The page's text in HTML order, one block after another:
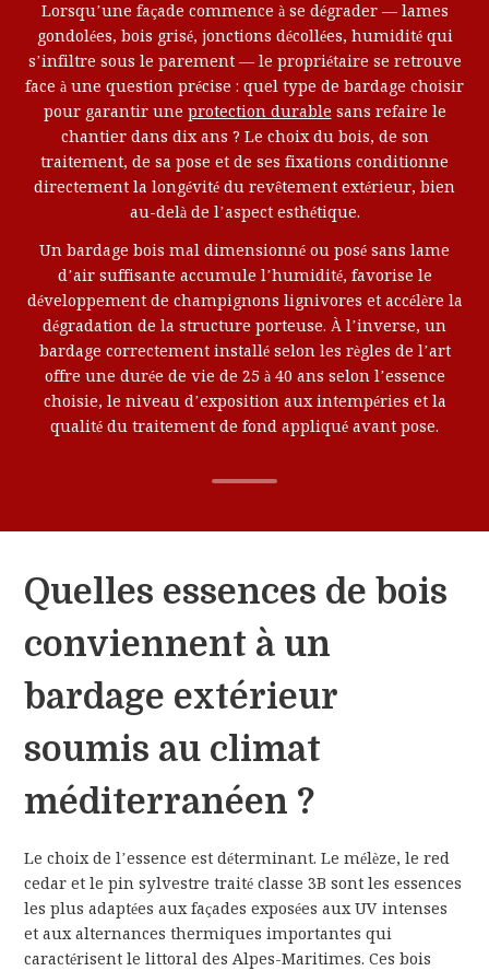
Lorsqu’une façade commence à se dégrader — lames
gondolées, bois grisé, jonctions décollées, humidité qui
s’infiltre sous le parement — le propriétaire se retrouve
face à une question précise : quel type de bardage choisir
pour garantir une protection durable sans refaire le
chantier dans dix ans ? Le choix du bois, de son
traitement, de sa pose et de ses fixations conditionne
directement la longévité du revêtement extérieur, bien
au-delà de l’aspect esthétique.
Un bardage bois mal dimensionné ou posé sans lame
d’air suffisante accumule l’humidité, favorise le
développement de champignons lignivores et accélère la
dégradation de la structure porteuse. À l’inverse, un
bardage correctement installé selon les règles de l’art
offre une durée de vie de 25 à 40 ans selon l’essence
choisie, le niveau d’exposition aux intempéries et la
qualité du traitement de fond appliqué avant pose.
Quelles essences de bois
conviennent à un
bardage extérieur
soumis au climat
méditerranéen ?
Le choix de l’essence est déterminant. Le mélèze, le red
cedar et le pin sylvestre traité classe 3B sont les essences
les plus adaptées aux façades exposées aux UV intenses
et aux alternances thermiques importantes qui
caractérisent le littoral des Alpes-Maritimes. Ces bois